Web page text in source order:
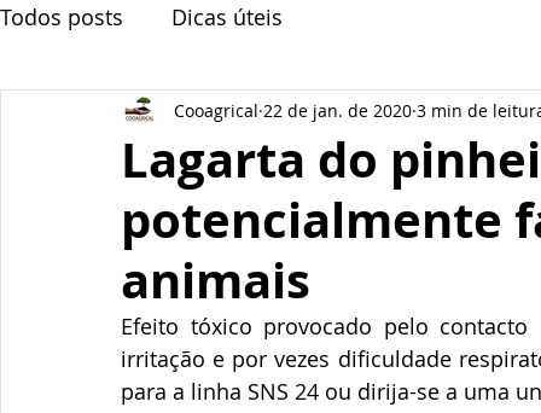
Todos posts Dicas úteis
Lagarta do
potencialmente
animais
Cooagrical 22 de jan. de 2020 3 min de
Efeito tóxico provocado pelo
irritação e por vezes dificuldade
para a linha SNS 24 ou dirija-se a uma